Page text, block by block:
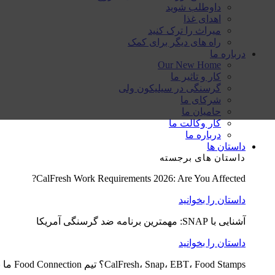
داوطلب شوید
اهدای غذا
میراث را ترک کنید
راه های دیگر برای کمک
درباره ما
Our New Home
کار و تاثیر ما
گرسنگی در سیلیکون ولی
شرکای ما
حامیان ما
کار وکالت ما
درباره ما
داستان ها
داستان های برجسته
CalFresh Work Requirements 2026: Are You Affected?
داستان را بخوانید
آشنایی با SNAP: مهمترین برنامه ضد گرسنگی آمریکا
داستان را بخوانید
CalFresh، Snap، EBT، Food Stamps؟ تیم Food Connection ما به توضیح کمک می کند